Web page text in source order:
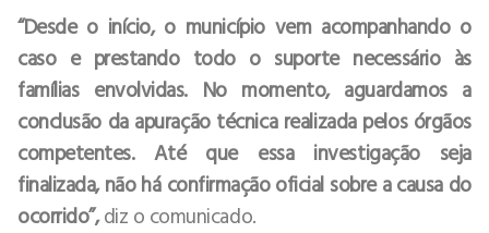
“Desde o início, o município vem acompanhando o
caso e prestando todo o suporte necessário às
famílias envolvidas. No momento, aguardamos a
conclusão da apuração técnica realizada pelos órgãos
competentes. Até que essa investigação seja
finalizada, não há confirmação oficial sobre a causa do
ocorrido”,diz o comunicado.